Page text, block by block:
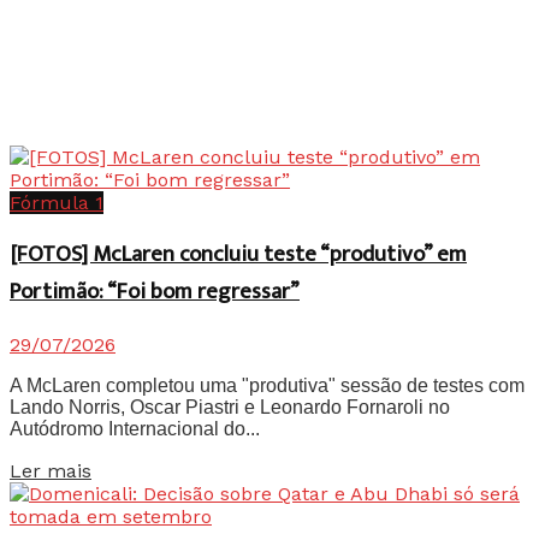
Fórmula 1
[FOTOS] McLaren concluiu teste “produtivo” em
Portimão: “Foi bom regressar”
29/07/2026
A McLaren completou uma "produtiva" sessão de testes com
Lando Norris, Oscar Piastri e Leonardo Fornaroli no
Autódromo Internacional do...
Ler mais